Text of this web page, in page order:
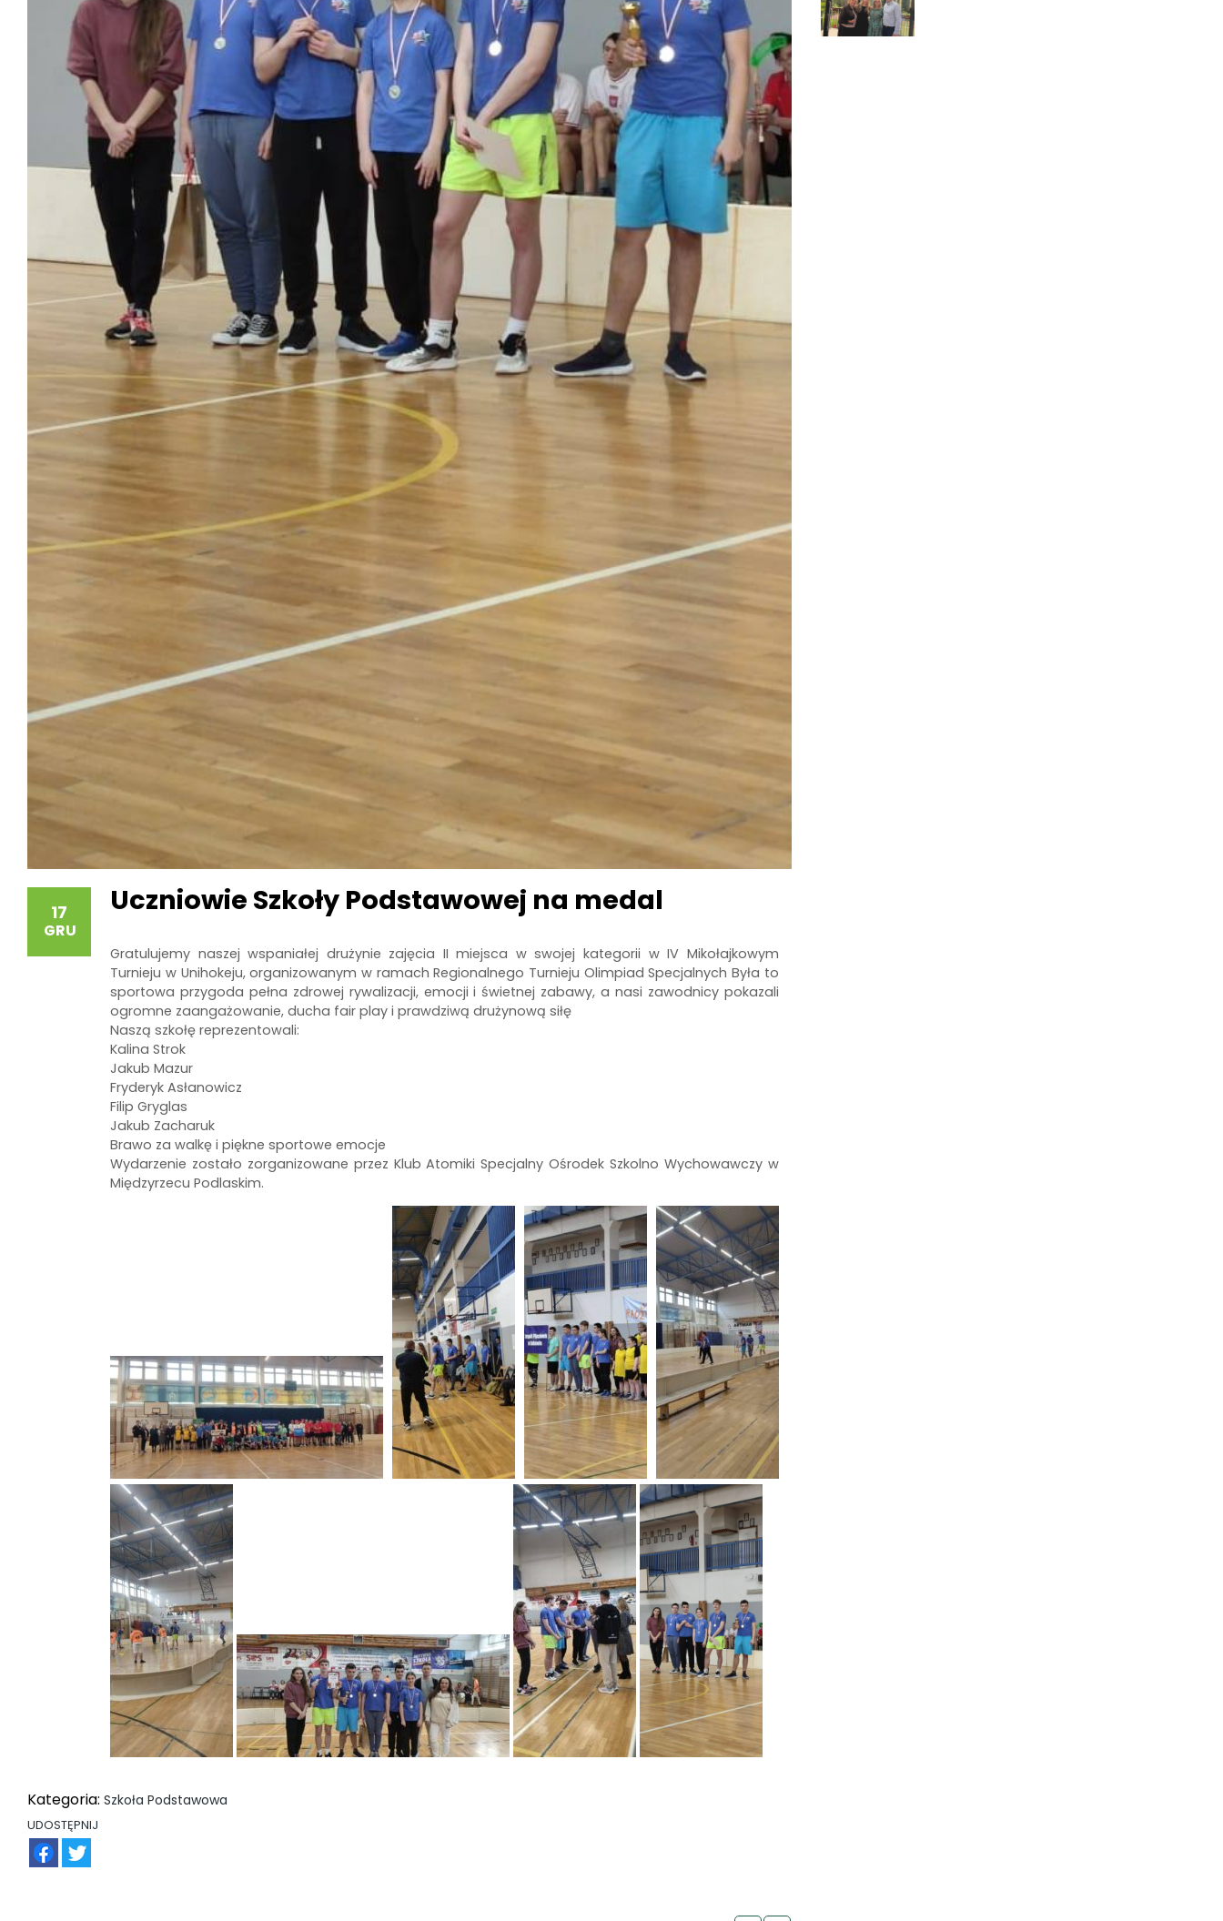
17
GRU
Uczniowie Szkoły Podstawowej na medal
Gratulujemy naszej wspaniałej drużynie zajęcia II miejsca w swojej kategorii w IV Mikołajkowym
Turnieju w Unihokeju, organizowanym w ramach Regionalnego Turnieju Olimpiad Specjalnych Była to
sportowa przygoda pełna zdrowej rywalizacji, emocji i świetnej zabawy, a nasi zawodnicy pokazali
ogromne zaangażowanie, ducha fair play i prawdziwą drużynową siłę
Naszą szkołę reprezentowali:
Kalina Strok
Jakub Mazur
Fryderyk Asłanowicz
Filip Gryglas
Jakub Zacharuk
Brawo za walkę i piękne sportowe emocje
Wydarzenie zostało zorganizowane przez Klub Atomiki Specjalny Ośrodek Szkolno Wychowawczy w
Międzyrzecu Podlaskim.
Kategoria: Szkoła Podstawowa
UDOSTĘPNIJ